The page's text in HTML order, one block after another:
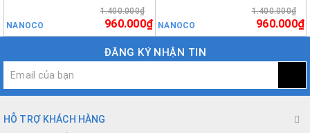
NANOCO
1.400.000₫
960.000₫ NANOCO
1.400.000₫
960.000₫
ĐĂNG KÝ NHẬN TIN
HỖ TRỢ KHÁCH HÀNG